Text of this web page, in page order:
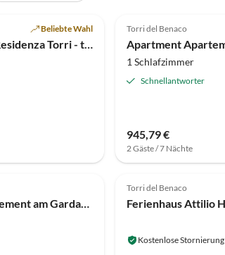
Top-Inserat
Beliebte Wahl
Ferienwohnung Residenza Torri - traumhafter Seeblick
Torri del Benaco
1 Schlafzimmer
Schnellantworter
945,79 €
2 Gäste / 7 Nächte
Apartment Apartement am Gardasee
Torri del Benaco
Kostenlose Stornierung